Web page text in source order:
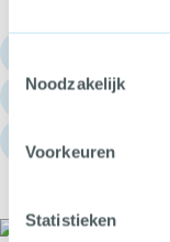
Noodzakelijk
Voorkeuren
Statistieken
info@hetccv.nl
Churchilllaan